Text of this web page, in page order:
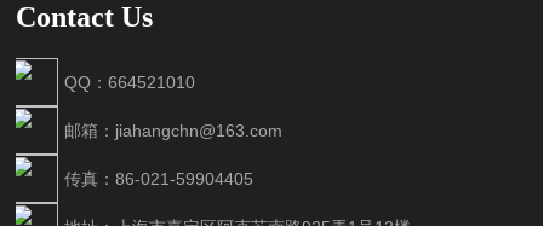
Contact Us
QQ：664521010
邮箱：jiahangchn@163.com
传真：86-021-59904405